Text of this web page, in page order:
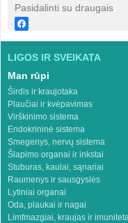
Pasidalinti su draugais
LIGOS IR SVEIKATA
Man rūpi
Širdis ir kraujotaka
Plaučiai ir kvėpavimas
Virškinimo sistema
Endokrininė sistema
Smegenys, nervų sistema
Šlapimo organai ir inkstai
Stuburas, kaulai, sąnariai
Raumenys ir sausgyslės
Lytiniai organai
Oda, plaukai ir nagai
Limfmazgiai, kraujas ir